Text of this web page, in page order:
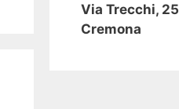
Via Trecchi, 25
Cremona